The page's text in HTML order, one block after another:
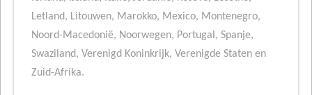
Letland, Litouwen, Marokko, Mexico, Montenegro,
Noord-Macedonië, Noorwegen, Portugal, Spanje,
Swaziland, Verenigd Koninkrijk, Verenigde Staten en
Zuid-Afrika.